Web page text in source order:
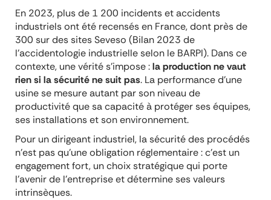
En 2023, plus de 1 200 incidents et accidents
industriels ont été recensés en France, dont près de
300 sur des sites Seveso (Bilan 2023 de
l’accidentologie industrielle selon le BARPI). Dans ce
contexte, une vérité s’impose :la production ne vaut
rien si la sécurité ne suit pas. La performance d’une
usine se mesure autant par son niveau de
productivité que sa capacité à protéger ses équipes,
ses installations et son environnement.
Pour un dirigeant industriel, la sécurité des procédés
n’est pas qu’une obligation réglementaire : c’est un
engagement fort, un choix stratégique qui porte
l’avenir de l’entreprise et détermine ses valeurs
intrinsèques.